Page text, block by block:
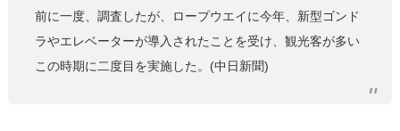
前に一度、調査したが、ロープウエイに今年、新型ゴンド
ラやエレベーターが導入されたことを受け、観光客が多い
この時期に二度目を実施した。(中日新聞)